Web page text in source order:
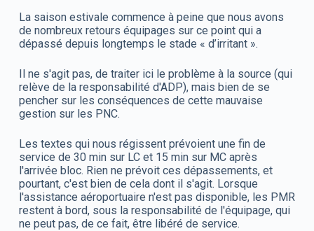
La saison estivale commence à peine que nous avons
de nombreux retours équipages sur ce point qui a
dépassé depuis longtemps le stade « d’irritant ».
Il ne s'agit pas, de traiter ici le problème à la source (qui
relève de la responsabilité d'ADP), mais bien de se
pencher sur les conséquences de cette mauvaise
gestion sur les PNC.
Les textes qui nous régissent prévoient une fin de
service de 30 min sur LC et 15 min sur MC après
l'arrivée bloc. Rien ne prévoit ces dépassements, et
pourtant, c'est bien de cela dont il s'agit. Lorsque
l'assistance aéroportuaire n'est pas disponible, les PMR
restent à bord, sous la responsabilité de l'équipage, qui
ne peut pas, de ce fait, être libéré de service.